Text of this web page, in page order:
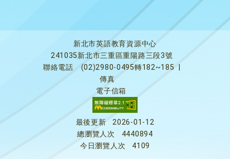
新北市英語教育資源中心
241035新北市三重區重陽路三段3號
聯絡電話
(02)2980-0495轉182~185
傳真
電子信箱
最後更新
2026-01-12
總瀏覽人次
4440894
今日瀏覽人次
4109